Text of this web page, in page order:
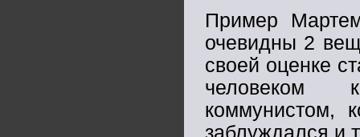
Пример
очевидны 2
своей оценке
человеком
коммунистом,
заблуждался и